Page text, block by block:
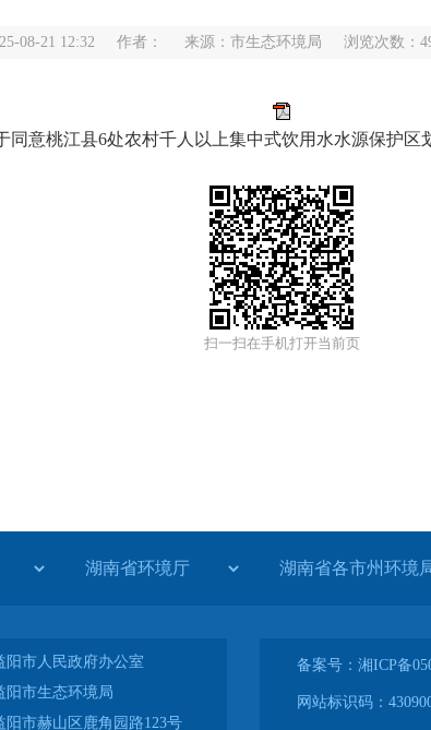
08-21 12:32 作者： 来源：市生态环境局 浏览次数：
同意桃江县6处农村千人以上集中式饮用水水源保护区
扫一扫在手机打开当前页
阳市人民政府办公室
阳市生态环境局
阳市赫山区鹿角园路123号
备案号：湘ICP备
网站标识码：